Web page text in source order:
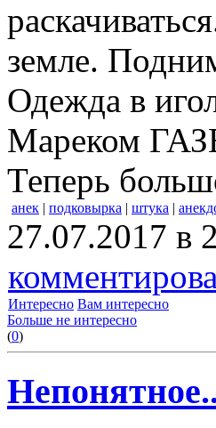
земле.
Одежда в
Мареком
Теперь
анек | подковырка | штука |
27.07.2017 в
Интересно Вам интересно
Больше не интересно
(0)